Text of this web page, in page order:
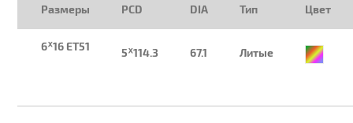
Размеры PCD DIA Тип Цвет
6ᕁ16 ET51 5ᕁ114.3 67.1 Литые